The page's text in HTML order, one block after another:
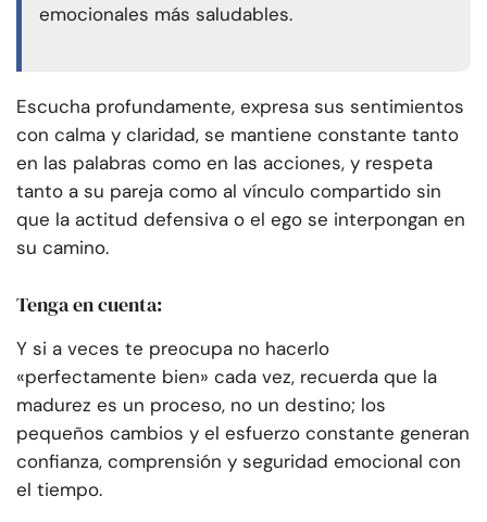
emocionales más saludables.
Escucha profundamente, expresa sus sentimientos
con calma y claridad, se mantiene constante tanto
en las palabras como en las acciones, y respeta
tanto a su pareja como al vínculo compartido sin
que la actitud defensiva o el ego se interpongan en
su camino.
Tenga en cuenta:
Y si a veces te preocupa no hacerlo
«perfectamente bien» cada vez, recuerda que la
madurez es un proceso, no un destino; los
pequeños cambios y el esfuerzo constante generan
confianza, comprensión y seguridad emocional con
el tiempo.